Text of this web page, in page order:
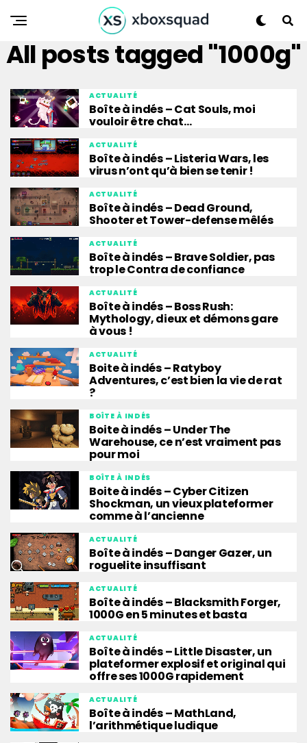
All posts tagged "1000g"
ACTUALITÉ
Boîte à indés – Cat Souls, moi
vouloir être chat…
ACTUALITÉ
Boîte à indés – Listeria Wars, les
virus n’ont qu’à bien se tenir !
ACTUALITÉ
Boîte à indés – Dead Ground,
Shooter et Tower-defense mêlés
ACTUALITÉ
Boîte à indés – Brave Soldier, pas
trop le Contra de confiance
ACTUALITÉ
Boîte à indés – Boss Rush:
Mythology, dieux et démons gare
à vous !
ACTUALITÉ
Boite à indés – Ratyboy
Adventures, c’est bien la vie de rat
?
BOÎTE À INDÉS
Boite à indés – Under The
Warehouse, ce n’est vraiment pas
pour moi
BOÎTE À INDÉS
Boite à indés – Cyber Citizen
Shockman, un vieux plateformer
comme à l’ancienne
ACTUALITÉ
Boîte à indés – Danger Gazer, un
roguelite insuffisant
ACTUALITÉ
Boîte à indés – Blacksmith Forger,
1000G en 5 minutes et basta
ACTUALITÉ
Boîte à indés – Little Disaster, un
plateformer explosif et original qui
offre ses 1000G rapidement
ACTUALITÉ
Boîte à indés – MathLand,
l’arithmétique ludique